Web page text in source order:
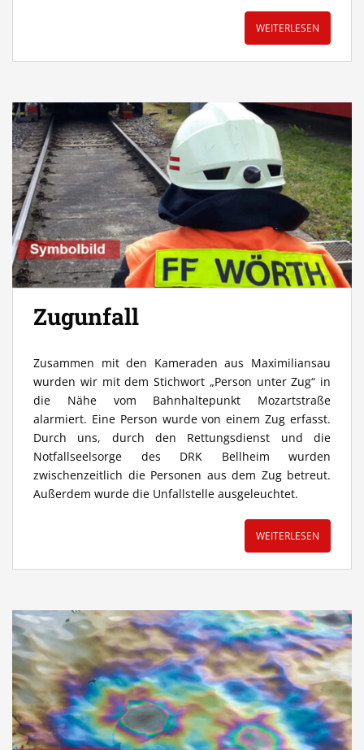
WEITERLESEN
Zugunfall
Zusammen mit den Kameraden aus Maximiliansau
wurden wir mit dem Stichwort „Person unter Zug“ in
die Nähe vom Bahnhaltepunkt Mozartstraße
alarmiert. Eine Person wurde von einem Zug erfasst.
Durch uns, durch den Rettungsdienst und die
Notfallseelsorge des DRK Bellheim wurden
zwischenzeitlich die Personen aus dem Zug betreut.
Außerdem wurde die Unfallstelle ausgeleuchtet.
WEITERLESEN